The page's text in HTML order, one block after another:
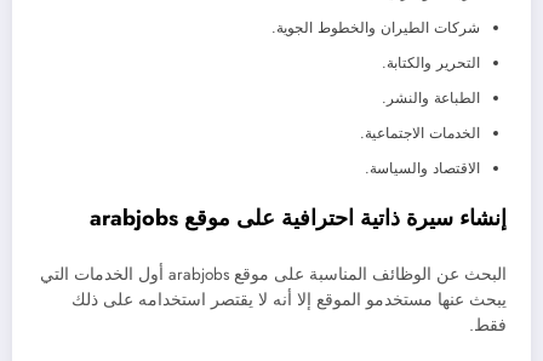
شركات الطيران والخطوط الجوية.
التحرير والكتابة.
الطباعة والنشر.
الخدمات الاجتماعية.
الاقتصاد والسياسة.
إنشاء سيرة ذاتية احترافية على موقع arabjobs
البحث عن الوظائف المناسبة على موقع arabjobs أول الخدمات التي
يبحث عنها مستخدمو الموقع إلا أنه لا يقتصر استخدامه على ذلك
فقط.